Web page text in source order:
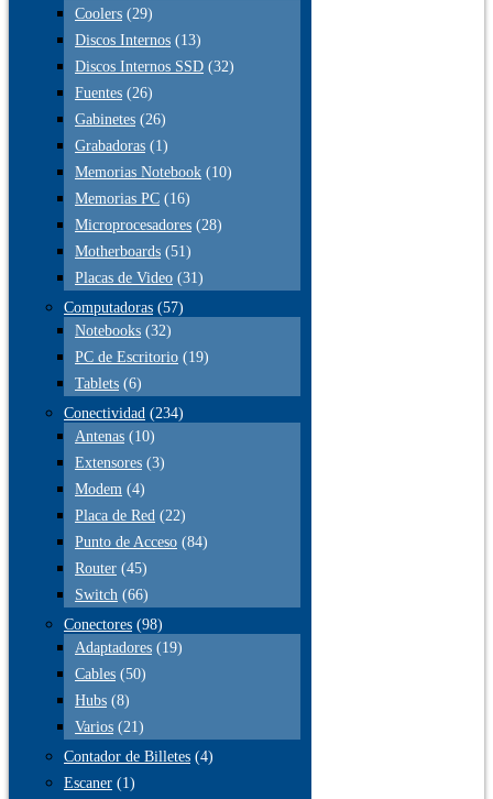
Coolers (29)
Discos Internos (13)
Discos Internos SSD (32)
Fuentes (26)
Gabinetes (26)
Grabadoras (1)
Memorias Notebook (10)
Memorias PC (16)
Microprocesadores (28)
Motherboards (51)
Placas de Video (31)
Computadoras (57)
Notebooks (32)
PC de Escritorio (19)
Tablets (6)
Conectividad (234)
Antenas (10)
Extensores (3)
Modem (4)
Placa de Red (22)
Punto de Acceso (84)
Router (45)
Switch (66)
Conectores (98)
Adaptadores (19)
Cables (50)
Hubs (8)
Varios (21)
Contador de Billetes (4)
Escaner (1)